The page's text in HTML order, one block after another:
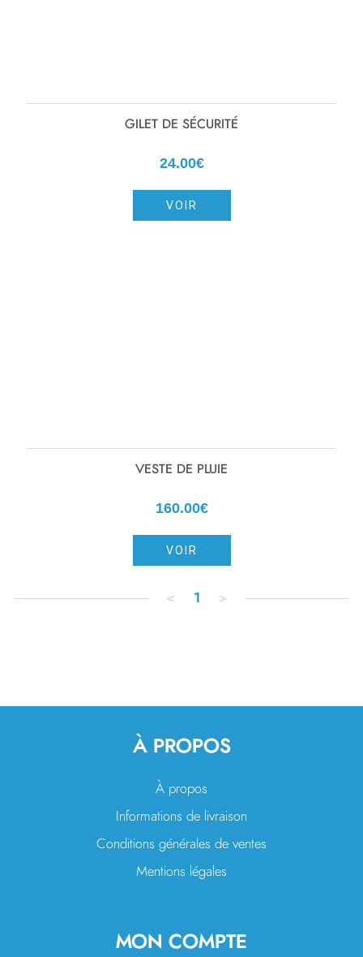
GILET DE SÉCURITÉ
24.00€
VOIR
VESTE DE PLUIE
160.00€
VOIR
< 1 >
À PROPOS
À propos
Informations de livraison
Conditions générales de ventes
Mentions légales
MON COMPTE